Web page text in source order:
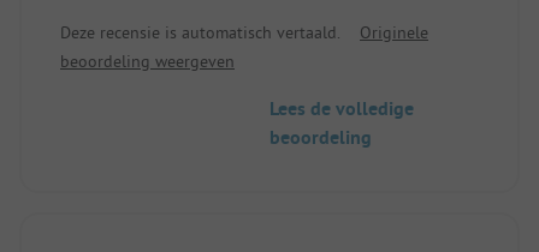
bed belemmert.
Locatie/Huuraccommodatie: We hadden het koud
De kast hindert de zijtoegang tot het bed.
Deze recensie is automatisch vertaald.
Originele
beoordeling weergeven
Lees de volledige
beoordeling